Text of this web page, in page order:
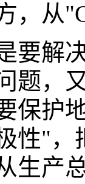
，从
要解
题，
保护
性"
生产